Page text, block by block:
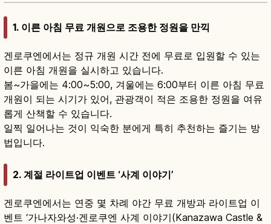
1. 이른 아침 무료 개원으로 조용한 정원을 만끽
겐로쿠엔에서는 정규 개원 시간 전에 무료로 입원할 수 있는
이른 아침 개원을 실시하고 있습니다.
봄~가을에는 4:00~5:00, 겨울에는 6:00부터 이른 아침 무료
개원이 되는 시기가 있어, 관광객이 적은 조용한 정원을 여유
롭게 산책할 수 있습니다.
일찍 일어나는 것이 익숙한 분에게 특히 추천하는 즐기는 방
법입니다.
2. 계절 라이트업 이벤트 ‘사계 이야기’
겐로쿠엔에서는 연중 몇 차례 야간 무료 개방과 라이트업 이
벤트 ‘가나자와성·겐로쿠엔 사계 이야기(Kanazawa Castle &